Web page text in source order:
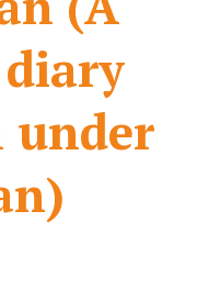
under